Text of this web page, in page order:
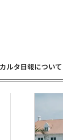
ルタ日報について